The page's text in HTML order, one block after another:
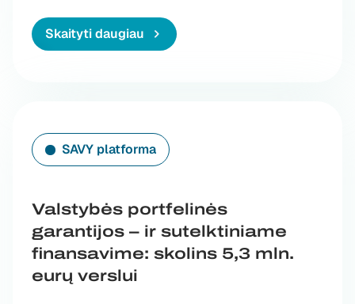
Skaityti daugiau
SAVY platforma
Valstybės portfelinės
garantijos – ir sutelktiniame
finansavime: skolins 5,3 mln.
eurų verslui